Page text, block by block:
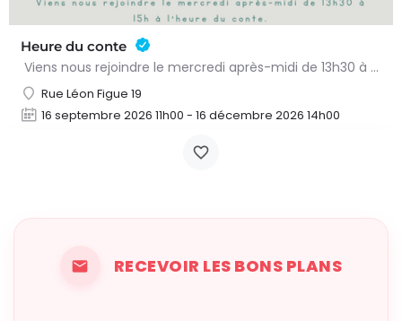
Heure du conte
Viens nous rejoindre le mercredi après-midi de 13h30 à 15h à l’heure du conte. On y lit des histoires…
Rue Léon Figue 19
16 septembre 2026 11h00 - 16 décembre 2026 14h00
RECEVOIR LES BONS PLANS